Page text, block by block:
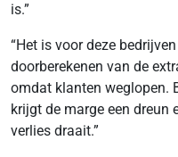
is.”
“Het is voor deze
doorberekenen van de
omdat klanten weglopen.
krijgt de marge een dreun
verlies draait.”